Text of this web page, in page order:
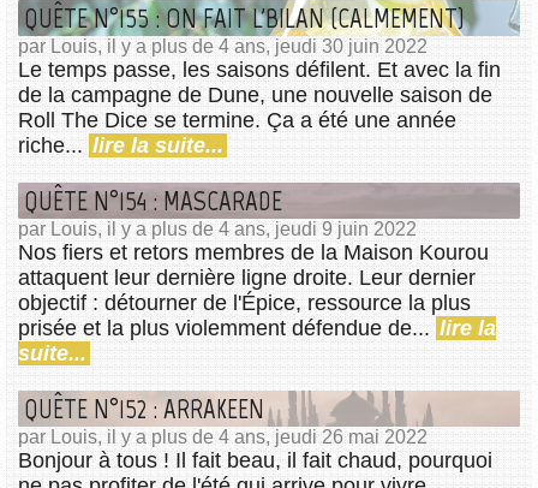
QUÊTE N°155 : ON FAIT L'BILAN (CALMEMENT)
par Louis, il y a plus de 4 ans, jeudi 30 juin 2022
Le temps passe, les saisons défilent. Et avec la fin
de la campagne de Dune, une nouvelle saison de
Roll The Dice se termine. Ça a été une année
riche... lire la suite...
QUÊTE N°154 : MASCARADE
par Louis, il y a plus de 4 ans, jeudi 9 juin 2022
Nos fiers et retors membres de la Maison Kourou
attaquent leur dernière ligne droite. Leur dernier
objectif : détourner de l'Épice, ressource la plus
prisée et la plus violemment défendue de... lire la
suite...
QUÊTE N°152 : ARRAKEEN
par Louis, il y a plus de 4 ans, jeudi 26 mai 2022
Bonjour à tous ! Il fait beau, il fait chaud, pourquoi